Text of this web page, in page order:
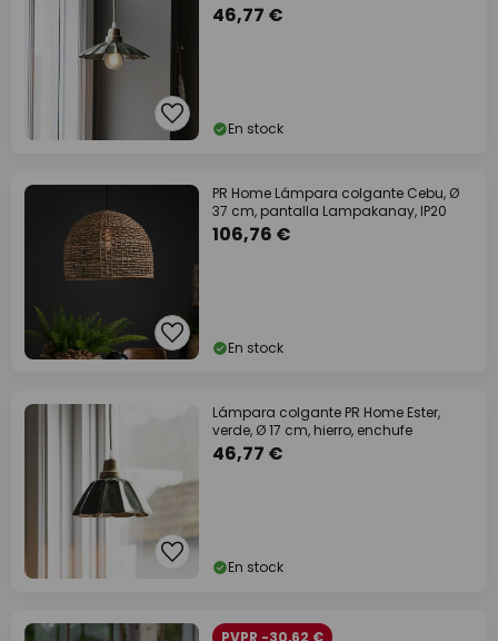
46,77 €
En stock
PR Home Lámpara colgante Cebu, Ø
37 cm, pantalla Lampakanay, IP20
106,76 €
En stock
Lámpara colgante PR Home Ester,
verde, Ø 17 cm, hierro, enchufe
46,77 €
En stock
PVPR -30,62 €